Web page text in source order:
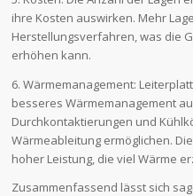
ihre Kosten auswirken. Mehr
Herstellungsverfahren, was die
erhöhen kann.
6. Wärmemanagement:
besseres Wärmemanagement
Durchkontaktierungen und
Wärmeableitung ermöglichen.
hoher Leistung, die viel Wärme
Zusammenfassend lässt sich